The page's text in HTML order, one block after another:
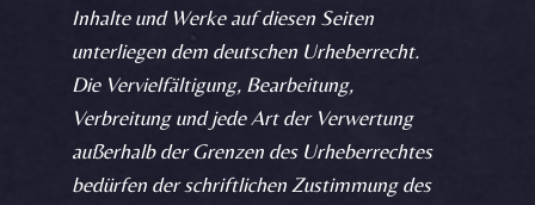
Inhalte und Werke auf diesen Seiten
unterliegen dem deutschen Urheberrecht.
Die Vervielfältigung, Bearbeitung,
Verbreitung und jede Art der Verwertung
außerhalb der Grenzen des Urheberrechtes
bedürfen der schriftlichen Zustimmung des